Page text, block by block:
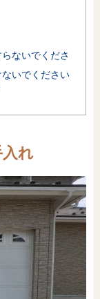
ないでくださ
いでください
れ